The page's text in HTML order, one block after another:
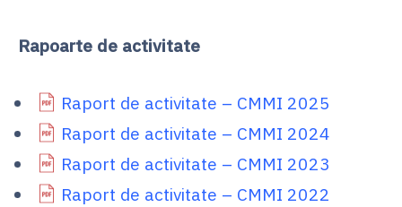
Rapoarte de activitate
Raport de activitate – CMMI 2025
Raport de activitate – CMMI 2024
Raport de activitate – CMMI 2023
Raport de activitate – CMMI 2022